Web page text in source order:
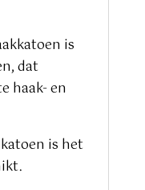
is
dat
haak- en
is het